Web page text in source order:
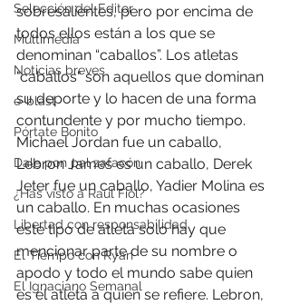
Selección del Editor
Multimedia
Noticias breves
e-blast
Pórtate Bonito
Dale pon pal zafacón
¿Has visto a Raúl Fiol?
Libertad con responsabilidad
El Tiempo con Ryan
El Ignaciano Semanal
sobresalientes, pero por encima de
todos ellos están a los que se
denominan “caballos”. Los atletas
"caballos" son aquellos que dominan
su deporte y lo hacen de una forma
contundente y por mucho tiempo.
Michael Jordan fue un caballo,
Lebron James es un caballo, Derek
Jeter fue un caballo, Yadier Molina es
un caballo. En muchas ocasiones
este tipo de atleta solo hay que
mencionar parte de su nombre o
apodo y todo el mundo sabe quien
es el atleta a quien se refiere. Lebron,